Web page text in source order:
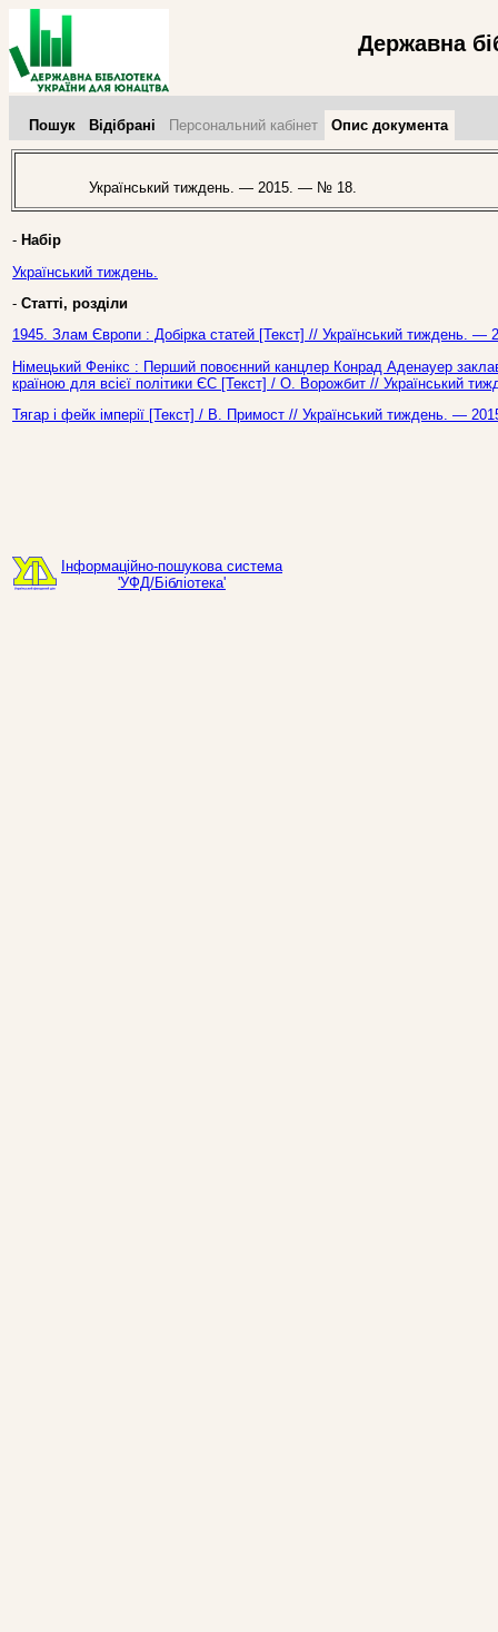
Державна
Пошук Відібрані Персональний кабінет Опис документа
Український тиждень. — 2015. — № 18.
- Набір
Український тиждень.
- Статті, розділи
1945. Злам Європи : Добірка статей [Текст] // Український
Німецький Фенікс : Перший повоєнний канцлер Конрад Аденауер
країною для всієї політики ЄС [Текст] / О. Ворожбит //
Тягар і фейк імперії [Текст] / В. Примост // Український тиждень.
Інформаційно-пошукова система
'УФД/Бібліотека'